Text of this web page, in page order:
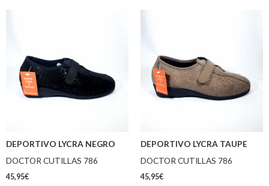
DEPORTIVO LYCRA NEGRO
DOCTOR CUTILLAS 786
45,95€
DEPORTIVO LYCRA TAUPE
DOCTOR CUTILLAS 786
45,95€